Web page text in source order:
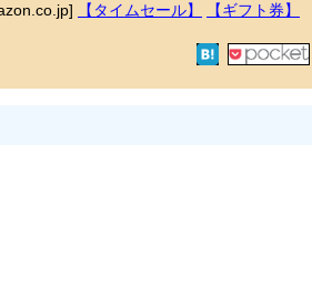
【タイムセール】 【ギフト券】